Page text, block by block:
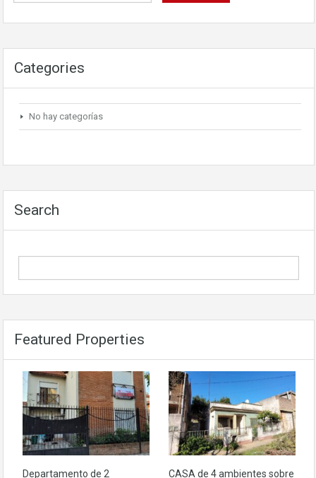
Categories
No hay categorías
Search
Featured Properties
Departamento de 2
CASA de 4 ambientes sobre